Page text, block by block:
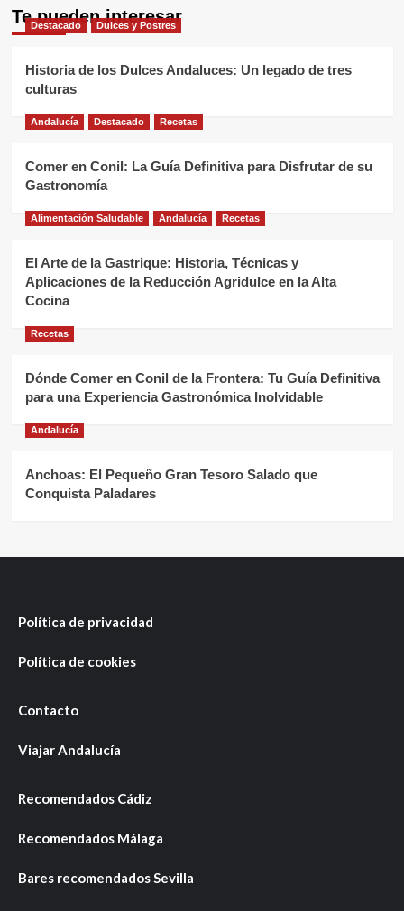
Te pueden interesar
Destacado Dulces y Postres
Historia de los Dulces Andaluces: Un legado de tres
culturas
Andalucía Destacado Recetas
Comer en Conil: La Guía Definitiva para Disfrutar de su
Gastronomía
Alimentación Saludable Andalucía Recetas
El Arte de la Gastrique: Historia, Técnicas y
Aplicaciones de la Reducción Agridulce en la Alta
Cocina
Recetas
Dónde Comer en Conil de la Frontera: Tu Guía Definitiva
para una Experiencia Gastronómica Inolvidable
Andalucía
Anchoas: El Pequeño Gran Tesoro Salado que
Conquista Paladares
Política de privacidad
Política de cookies
Contacto
Viajar Andalucía
Recomendados Cádiz
Recomendados Málaga
Bares recomendados Sevilla